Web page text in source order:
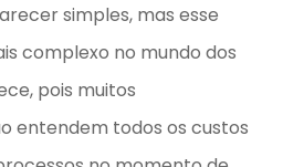
simples, mas esse
complexo no mundo dos
pois muitos
entendem todos os custos